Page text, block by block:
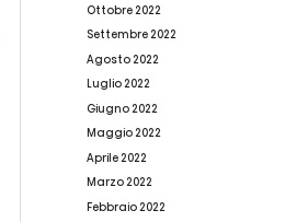
Ottobre 2022
Settembre 2022
Agosto 2022
Luglio 2022
Giugno 2022
Maggio 2022
Aprile 2022
Marzo 2022
Febbraio 2022